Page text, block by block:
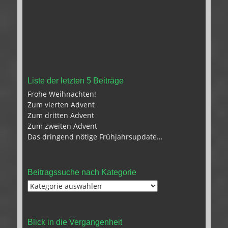
Liste der letzten 5 Beiträge
Frohe Weihnachten!
Zum vierten Advent
Zum dritten Advent
Zum zweiten Advent
Das dringend nötige Frühjahrsupdate…
Beitragssuche nach Kategorie
Beitragssuche
Blick in die Vergangenheit